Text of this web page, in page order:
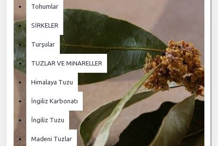
Tohumlar
SİRKELER
Turşular
TUZLAR VE MiNARELLER
Himalaya Tuzu
İngiliz Karbonatı
İngiliz Tuzu
Madeni Tuzlar